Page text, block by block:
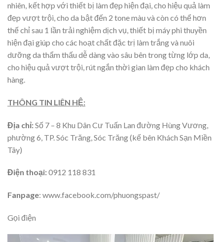
nhiên, kết hợp với thiết bị làm đẹp hiện đại, cho hiệu quả làm
đẹp vượt trội, cho da bật đến 2 tone màu và còn có thể hơn
thế chỉ sau 1 lần trải nghiệm dịch vụ, thiết bị máy phi thuyền
hiện đại giúp cho các hoạt chất đặc trị làm trắng và nuôi
dưỡng da thẩm thấu dễ dàng vào sâu bên trong từng lớp da,
cho hiệu quả vượt trội, rút ngắn thời gian làm đẹp cho khách
hàng.
THÔNG TIN LIÊN HỆ:
Địa chỉ:Số 7 – 8 Khu Dân Cư Tuấn Lan đường Hùng Vương,
phường 6, TP. Sóc Trăng, Sóc Trăng (kế bên Khách Sạn Miền
Tây)
Điện thoại:0912 118 831
Fanpage: www.facebook.com/phuongspast/
Gọi điện